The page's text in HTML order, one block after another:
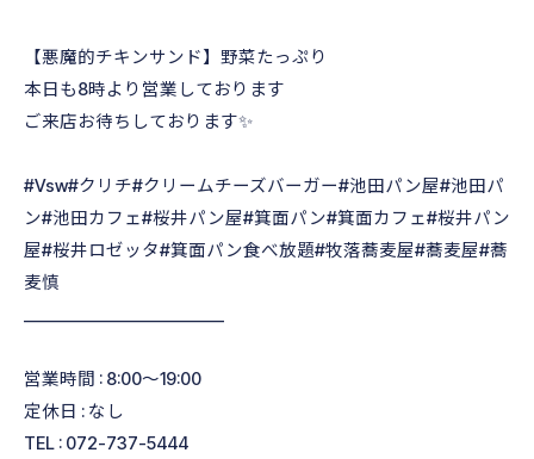
【悪魔的チキンサンド】野菜たっぷり
本日も8時より営業しております
ご来店お待ちしております✨
#Vsw#クリチ#クリームチーズバーガー#池田パン屋#池田パ
ン#池田カフェ#桜井パン屋#箕面パン#箕面カフェ#桜井パン
屋#桜井ロゼッタ#箕面パン食べ放題#牧落蕎麦屋#蕎麦屋#蕎
麦慎
営業時間 : 8:00〜19:00
定休日 : なし
TEL : 072-737-5444